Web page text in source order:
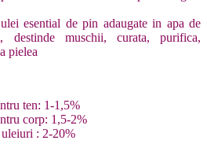
esential de pin adaugate in apa de
destinde muschii, curata, purifica,
pielea
ten: 1-1,5%
corp: 1,5-2%
: 2-20%